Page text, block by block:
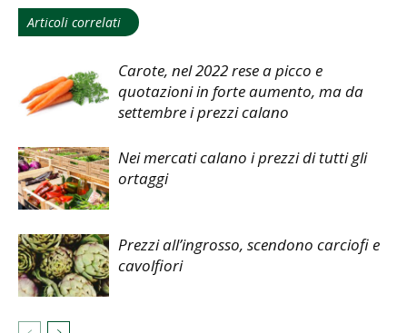
Articoli correlati
Carote, nel 2022 rese a picco e
quotazioni in forte aumento, ma da
settembre i prezzi calano
Nei mercati calano i prezzi di tutti gli
ortaggi
Prezzi all’ingrosso, scendono carciofi e
cavolfiori